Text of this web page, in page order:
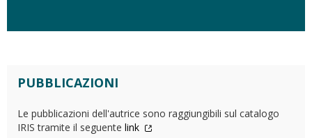
PUBBLICAZIONI
Le pubblicazioni dell'autrice sono raggiungibili sul catalogo
IRIS tramite il seguente link